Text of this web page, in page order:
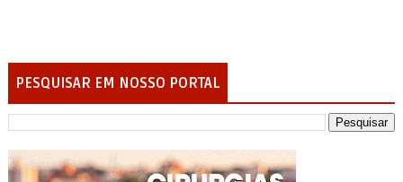
PESQUISAR EM NOSSO PORTAL